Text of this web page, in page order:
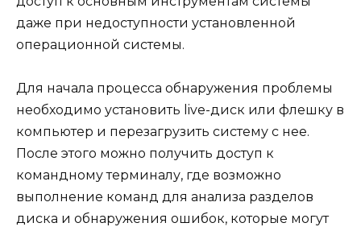
даже при недоступности установленной
операционной системы.
Для начала процесса обнаружения проблемы
необходимо установить live-диск или флешку в
компьютер и перезагрузить систему с нее.
После этого можно получить доступ к
командному терминалу, где возможно
выполнение команд для анализа разделов
диска и обнаружения ошибок, которые могут